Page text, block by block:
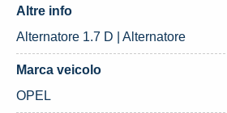
Altre info
Alternatore 1.7 D | Alternatore
Marca veicolo
OPEL